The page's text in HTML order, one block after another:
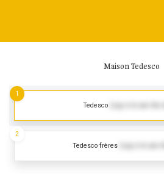
Maison Tedesco
Tedesco
1
Tedesco frères
2